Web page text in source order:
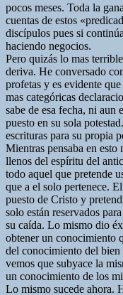
pocos meses. Toda la
cuentas de estos
discípulos pues si
haciendo negocios.
Pero quizás lo mas
deriva. He conversado
profetas y es evidente
mas categóricas
sabe de esa fecha, ni aun
puesto en su sola
escrituras para su propia
Mientras pensaba en
llenos del espíritu del
todo aquel que pretende
que a el solo pertenece.
puesto de Cristo y
solo están reservados
su caída. Lo mismo dio
obtener un conocimiento
del conocimiento del bien
vemos que subyace la
un conocimiento de los
Lo mismo sucede ahora.